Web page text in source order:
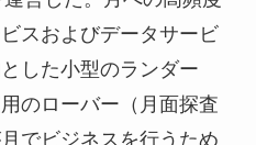
スおよびデータサービ
した小型のランダー
のローバー（月面探査
でビジネスを行うため